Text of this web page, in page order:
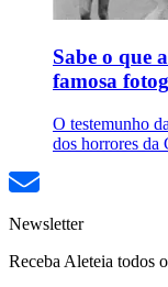
Sabe o que
famosa
O testemunho
dos horrores da
Newsletter
Receba Aleteia todos